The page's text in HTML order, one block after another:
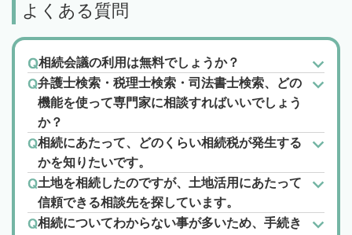
よくある質問
相続会議の利用は無料でしょうか？
弁護士検索・税理士検索・司法書士検索、どの
機能を使って専門家に相談すればいいでしょう
か？
相続にあたって、どのくらい相続税が発生する
かを知りたいです。
土地を相続したのですが、土地活用にあたって
信頼できる相談先を探しています。
相続についてわからない事が多いため、手続き